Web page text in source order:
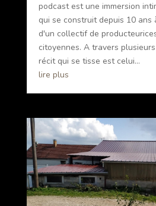
podcast est une immersion
qui se construit depuis 10 ans
d'un collectif de
citoyennes. A travers
récit qui se tisse est celui...
lire plus